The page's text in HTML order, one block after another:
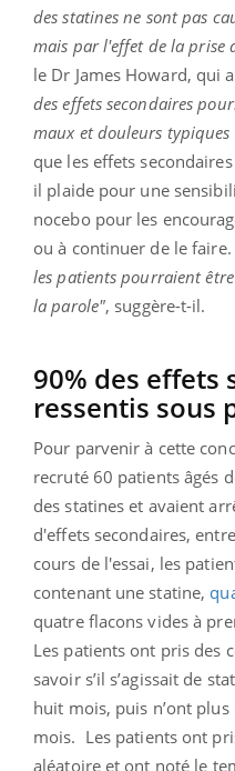
des statines ne sont pas
mais par l'effet de la prise
le Dr James Howard, qui
des effets secondaires
maux et douleurs
que les effets
il plaide pour une
nocebo pour les
ou à continuer de le faire.
les patients pourraient
la parole", suggère-t-il.
90% des effets
ressentis sous
Pour parvenir à cette
recruté 60 patients âgés
des statines et avaient
d'effets secondaires,
cours de l'essai, les
contenant une statine,
quatre flacons vides à
Les patients ont pris des
savoir s’il s’agissait de
huit mois, puis n’ont
mois. Les patients ont
aléatoire et ont noté le